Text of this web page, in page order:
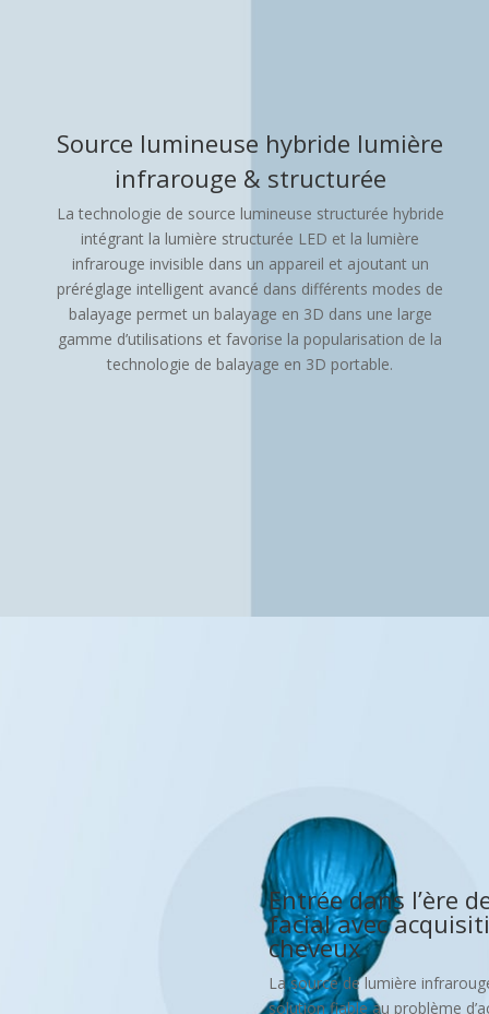
Source lumineuse hybride lumière
infrarouge & structurée
La technologie de source lumineuse structurée hybride
intégrant la lumière structurée LED et la lumière
infrarouge invisible dans un appareil et ajoutant un
préréglage intelligent avancé dans différents modes de
balayage permet un balayage en 3D dans une large
gamme d’utilisations et favorise la popularisation de la
technologie de balayage en 3D portable.
Entrée dans l’ère
facial avec
cheveux
La source de lumière
solution fiable au problème